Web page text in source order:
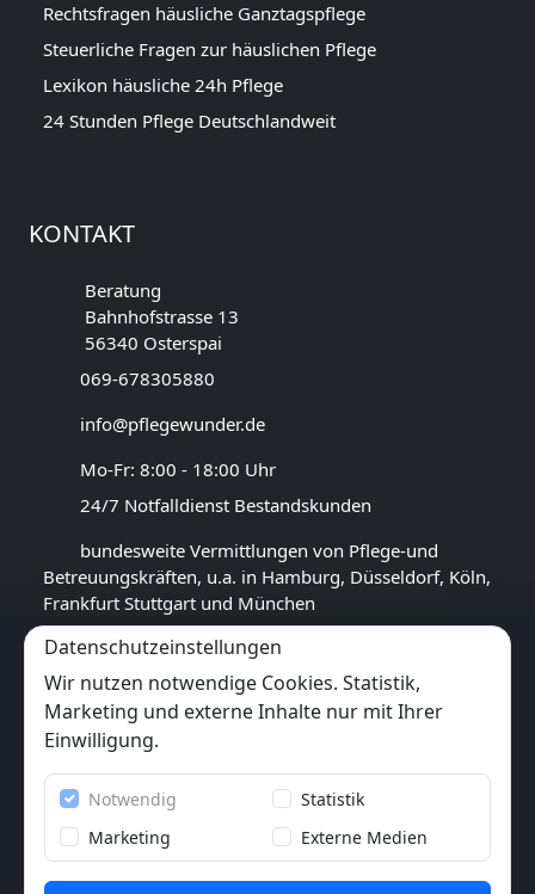
Rechtsfragen häusliche Ganztagspflege
Steuerliche Fragen zur häuslichen Pflege
Lexikon häusliche 24h Pflege
24 Stunden Pflege Deutschlandweit
KONTAKT
Beratung
Bahnhofstrasse 13
56340 Osterspai
069-678305880
info@pflegewunder.de
Mo-Fr: 8:00 - 18:00 Uhr
24/7 Notfalldienst Bestandskunden
bundesweite Vermittlungen von Pflege-und
Betreuungskräften, u.a. in Hamburg, Düsseldorf, Köln,
Frankfurt Stuttgart und München
GOOGLE BEWERTUNG
★★★★★
( 17 Rezensionen)
6x★★★★★
(6 Bewertungen)
Datenschutzeinstellungen
Wir nutzen notwendige Cookies. Statistik,
Marketing und externe Inhalte nur mit Ihrer
Einwilligung.
Notwendig
Statistik
Marketing
Externe Medien